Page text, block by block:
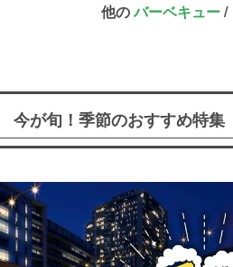
他のバーベキュー/
今が旬！季節のおすすめ特集